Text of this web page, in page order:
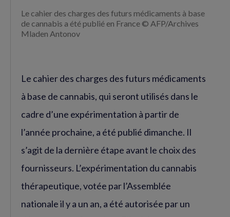
Le cahier des charges des futurs médicaments à base
de cannabis a été publié en France © AFP/Archives
Mladen Antonov
Le cahier des charges des futurs médicaments
à base de cannabis, qui seront utilisés dans le
cadre d’une expérimentation à partir de
l’année prochaine, a été publié dimanche. Il
s’agit de la dernière étape avant le choix des
fournisseurs. L’expérimentation du cannabis
thérapeutique, votée par l’Assemblée
nationale il y a un an, a été autorisée par un